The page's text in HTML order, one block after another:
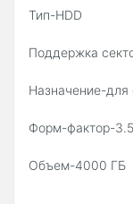
Тип-HDD
Поддержка
Назначение-
Форм-фактор-
Объем-4000 ГБ